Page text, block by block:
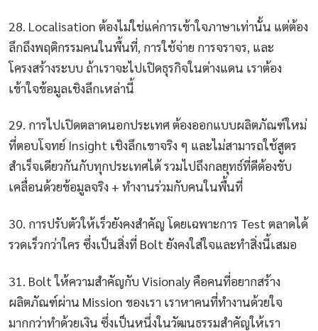
28. Localisation ต้องไม่ใช่แค่การเข้าใจภาษาเท่านั้น แต่ต้อง
ลึกถึงพฤติกรรมคนในพื้นที่, การใช้จ่าย การจราจร, และ
โครงสร้างระบบ ถ้าเราจะไปเปิดธุรกิจในต่างแดน เราต้อง
เข้าใจข้อมูลเชิงลึกเหล่านี้
29. การไปเปิดตลาดนอกประเทศ ต้องออกแบบผลิตภัณฑ์ใหม่
ที่ตอบโจทย์ Insight เชิงลึกเขาจริง ๆ และไม่สามารถใช้สูตร
สำเร็จเดียวกันกับทุกประเทศได้ รวมไปถึงกลยุทธ์ที่ดีต้องขับ
เคลื่อนด้วยข้อมูลจริง + ทำงานร่วมกับคนในพื้นที่
30. การปรับตัวให้เร็วยังคงสำคัญ โดยเฉพาะการ Test ตลาดได้
รวดเร็วกว่าใคร ซึ่งเป็นสิ่งที่ Bolt ยังคงใส่ใจและทำสิ่งนี้เสมอ
31. Bolt ให้ความสำคัญกับ Visionaly คือคนที่อยากสร้าง
ผลิตภัณฑ์ผ่าน Mission ของเรา เราหาคนที่ทำงานด้วยใจ
มากกว่าทำด้วยเงิน ซึ่งเป็นหนึ่งในวัฒนธรรมสำคัญให้เรา